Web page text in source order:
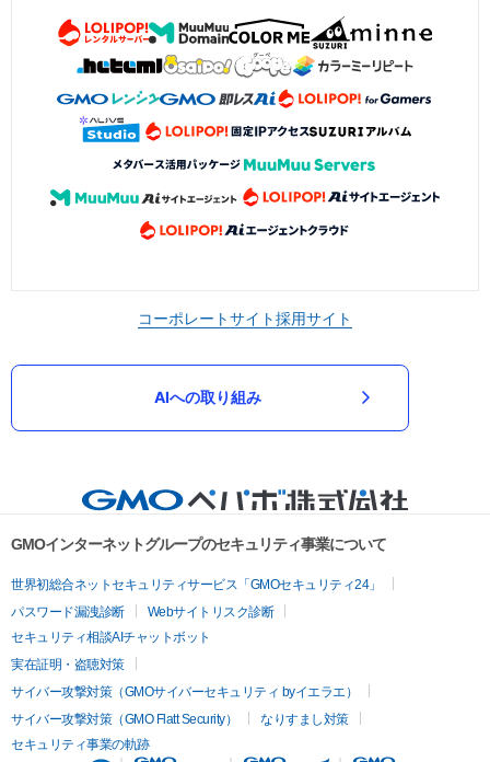
コーポレートサイト採用サイト
AIへの取り組み
GMOインターネットグループのセキュリティ事業について
世界初総合ネットセキュリティサービス「GMOセキュリティ24」
パスワード漏洩診断
Webサイトリスク診断
セキュリティ相談AIチャットボット
実在証明・盗聴対策
サイバー攻撃対策（GMOサイバーセキュリティ byイエラエ）
サイバー攻撃対策（GMO Flatt Security）
なりすまし対策
セキュリティ事業の軌跡